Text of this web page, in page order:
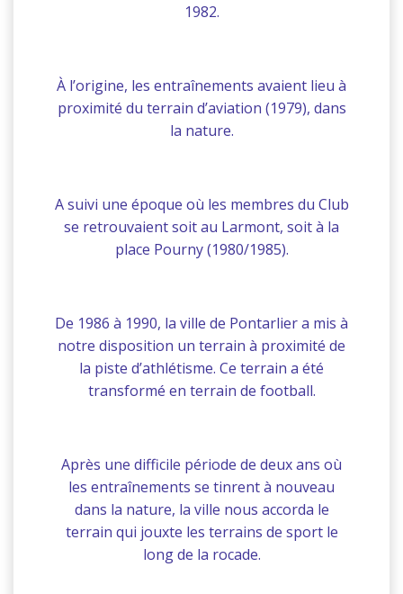
1982.
À l’origine, les entraînements avaient lieu à
proximité du terrain d’aviation (1979), dans
la nature.
A suivi une époque où les membres du Club
se retrouvaient soit au Larmont, soit à la
place Pourny (1980/1985).
De 1986 à 1990, la ville de Pontarlier a mis à
notre disposition un terrain à proximité de
la piste d’athlétisme. Ce terrain a été
transformé en terrain de football.
Après une difficile période de deux ans où
les entraînements se tinrent à nouveau
dans la nature, la ville nous accorda le
terrain qui jouxte les terrains de sport le
long de la rocade.